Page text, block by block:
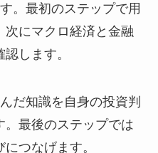
。最初のステップで用
にマクロ経済と金融
します。
だ知識を自身の投資判
。最後のステップでは
つなげます。